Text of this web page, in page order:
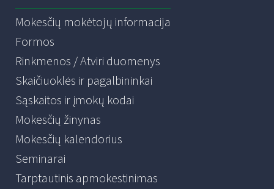
Mokesčių mokėtojų informacija
Formos
Rinkmenos / Atviri duomenys
Skaičiuoklės ir pagalbininkai
Sąskaitos ir įmokų kodai
Mokesčių žinynas
Mokesčių kalendorius
Seminarai
Tarptautinis apmokestinimas